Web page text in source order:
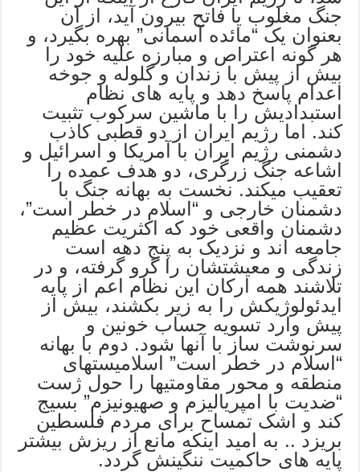
جنگ مغلوب یا فاتح بیرون آید، از آن
بعنوان یک “مائده آسمانی” بهره بگیرد، و
هر گونه اعتراص و مبارزه علیه خود را
بیش از پیش با زندان و گلوله و جوخه
اعدام پاسخ دهد و پایه های نظام
استبدادیش را با ماشین سرکوب تثبیت
کند. اما رژیم ایران از دو قطبی کاذب
دشمنی رژیم ایران با آمریکا و اسرائیل و
اشاعه جنگ زرگری، دو هدف عمده را
تعقیب میکند. نخست به بهانه جنگ با
دشمنان خارجی و “اسلام در خطر است”،
دشمنان واقعی خود که اکثریت عظیم
جامعه اند و نزدیک به پنج دهه است
زندگی و معیشتشان را گرو گرفته، و در
تلاشند همه ارکان این نظام اعم از پایه
ایدئولوژیکش را به زیر بکشند، بیش از
پیش وارد تسویه حساب خونین و
سرنوشت ساز با آنها شود. دوم با بهانه
“اسلام در خطر است” اسلامیستهای
منطقه و محور مقاومتیها را حول ژست
“ضدیت با امپریالیزم و صهیونیزم” بسیج
کند و اشک تمساح برای مردم فلسطین
بریزد .. به امید اینکه مانع از ریزش بیشتر
پایه های حاکمیت ننگینش گردد.